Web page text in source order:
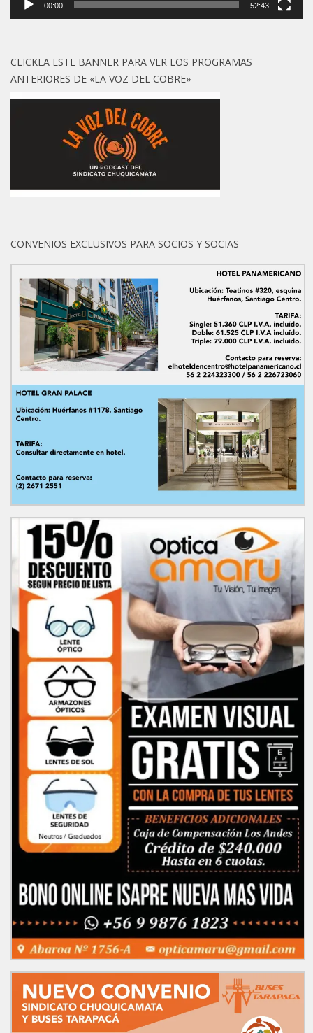
00:00 52:43
CLICKEA ESTE BANNER PARA VER LOS PROGRAMAS
ANTERIORES DE «LA VOZ DEL COBRE»
CONVENIOS EXCLUSIVOS PARA SOCIOS Y SOCIAS